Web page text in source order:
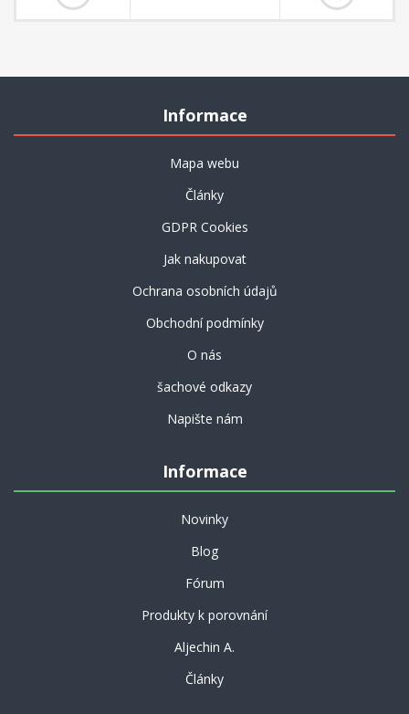
Informace
Mapa webu
Články
GDPR Cookies
Jak nakupovat
Ochrana osobních údajů
Obchodní podmínky
O nás
šachové odkazy
Napište nám
Informace
Novinky
Blog
Fórum
Produkty k porovnání
Aljechin A.
Články